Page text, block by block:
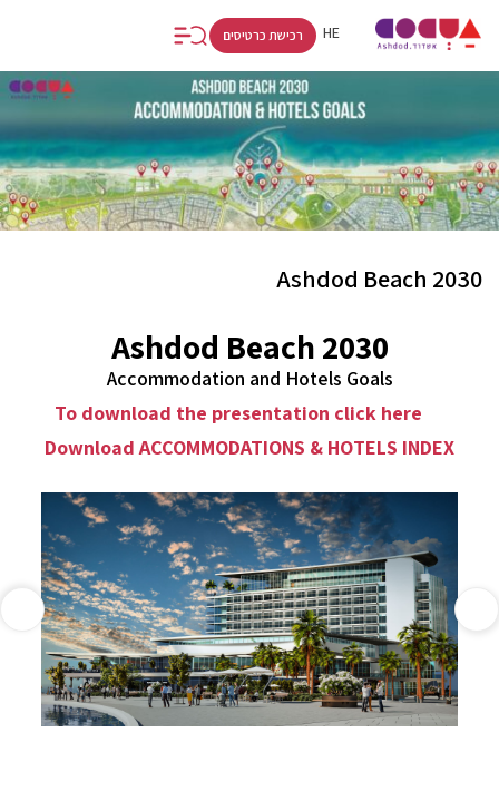
HE
RU
רכישת כרטיסים
Ashdod Beach 2030
Ashdod Beach 2030
Accommodation and Hotels Goals
Download ACCOMMODATIONS & HOTELS INDEX